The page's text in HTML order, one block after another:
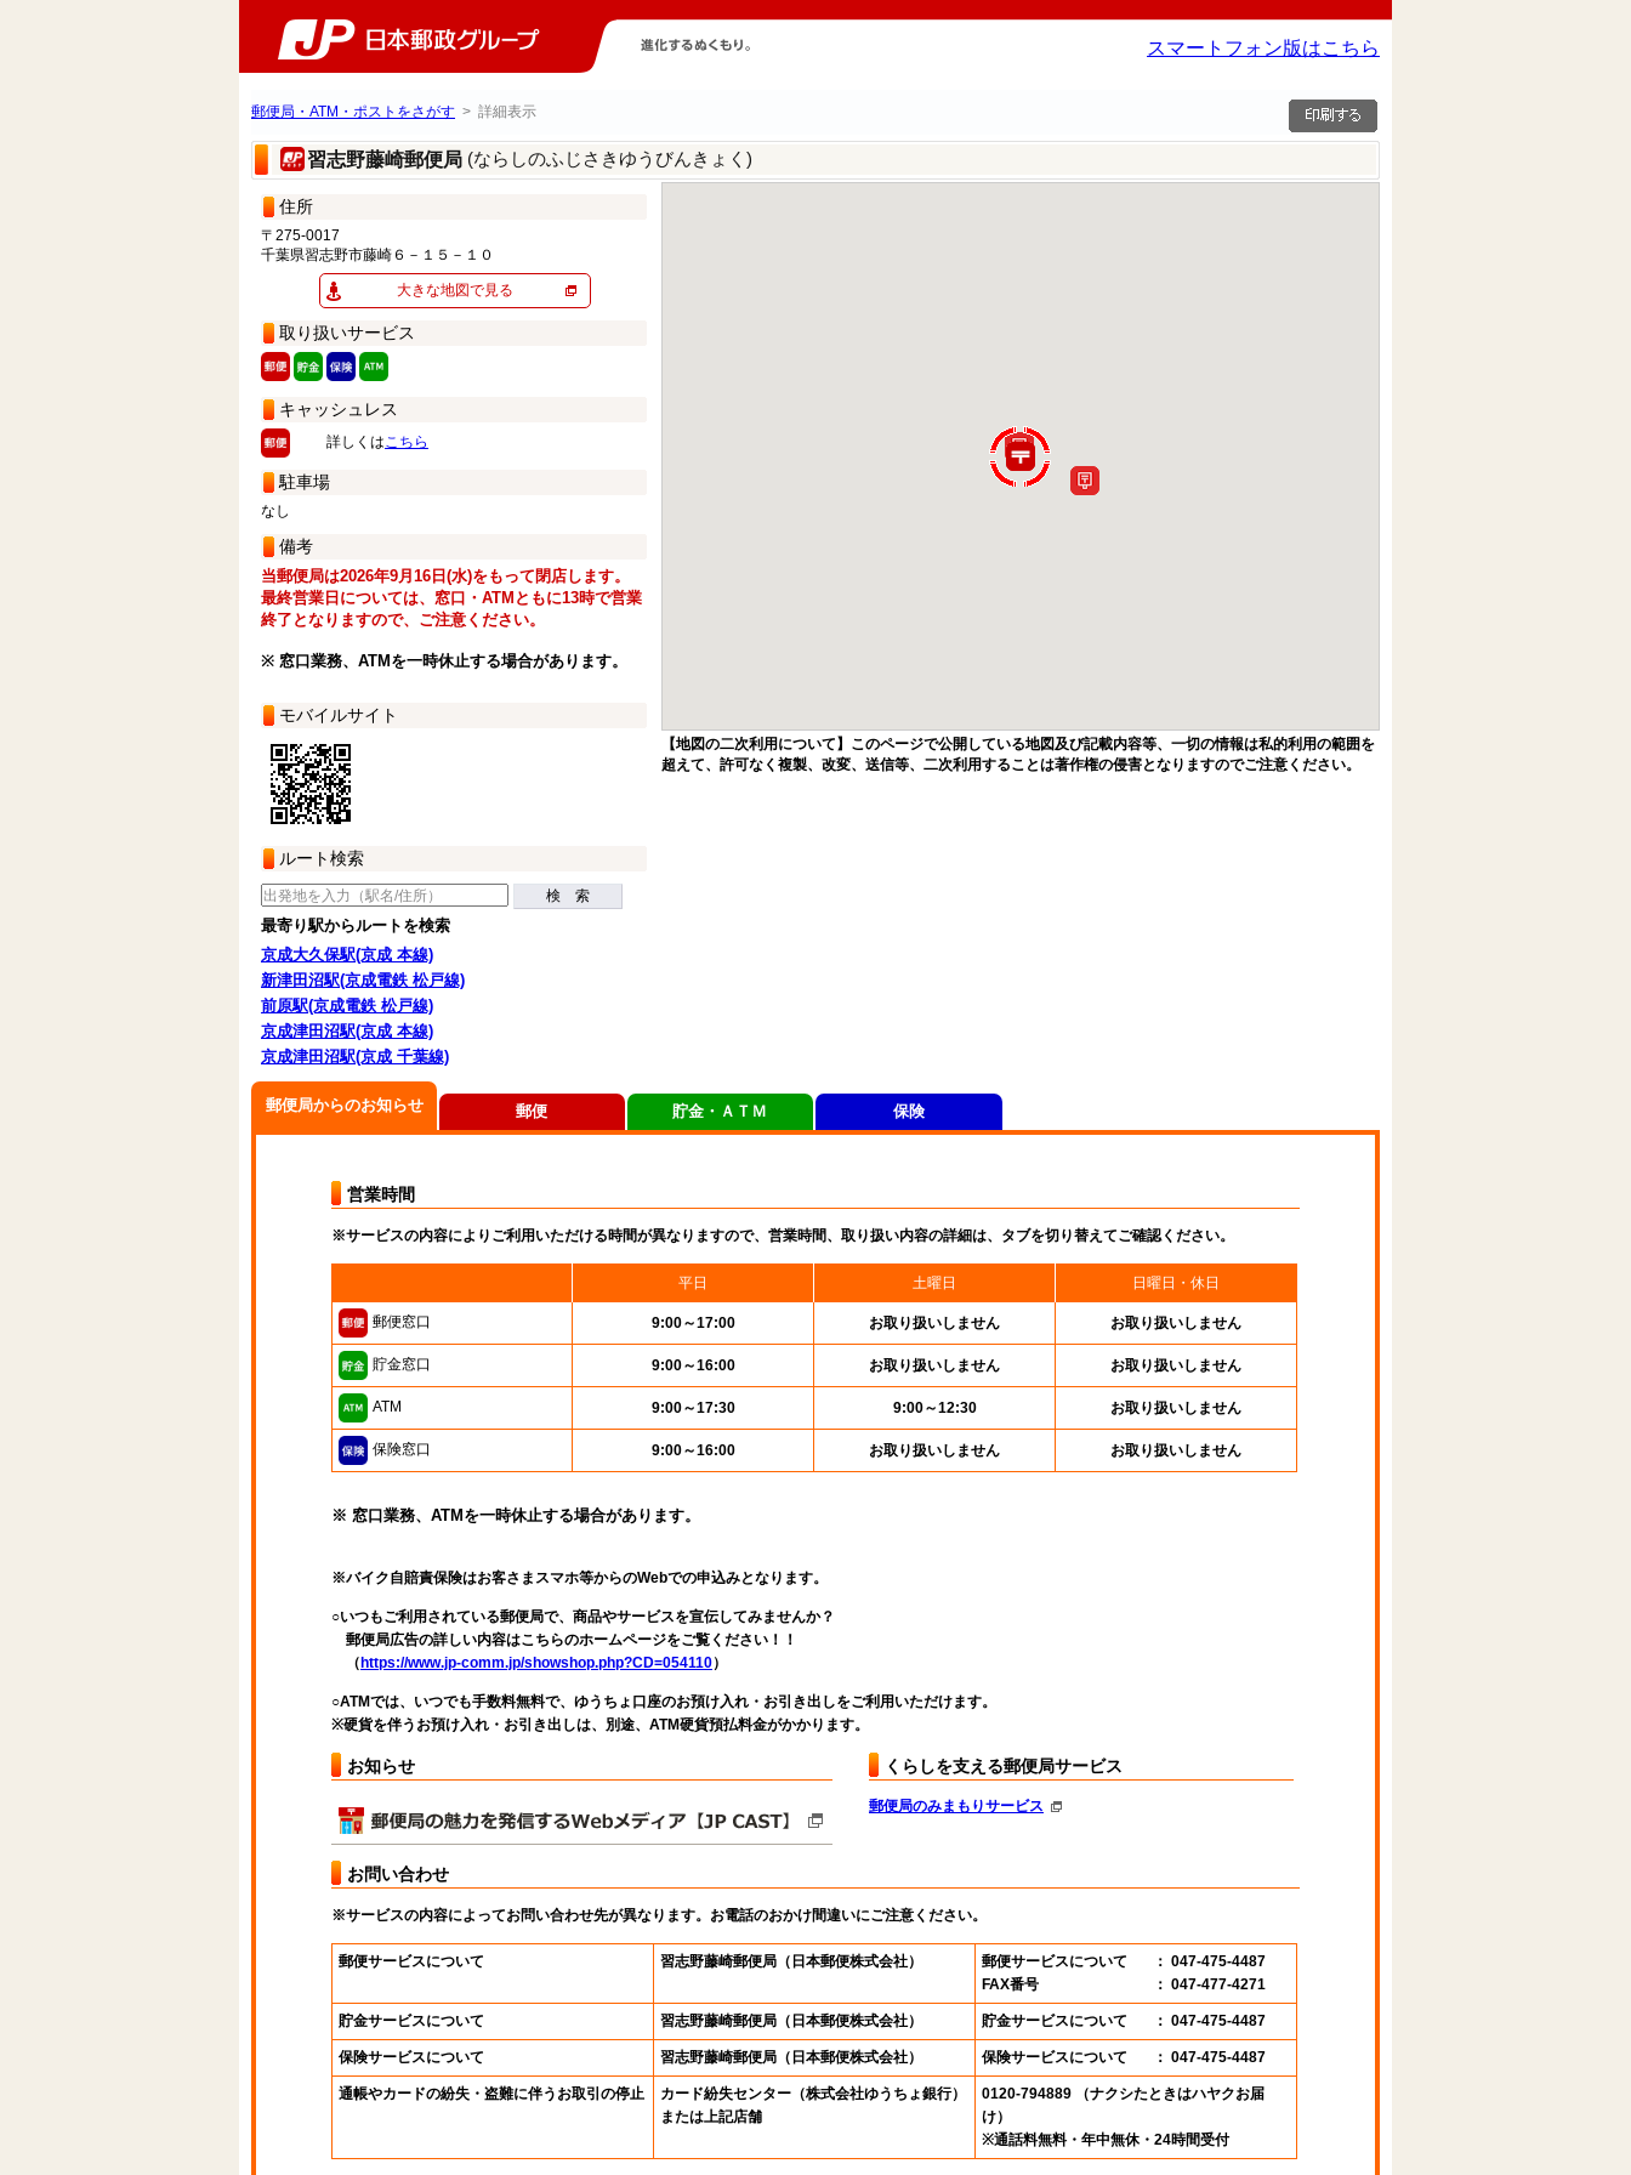
スマートフォン版はこちら
郵便局・ATM・ポストをさがす > 詳細表示
習志野藤崎郵便局 (ならしのふじさきゆうびんきょく)
住所
〒275-0017
千葉県習志野市藤崎６－１５－１０
大きな地図で見る
取り扱いサービス
キャッシュレス
詳しくはこちら
駐車場
なし
備考
当郵便局は2026年9月16日(水)をもって閉店します。
最終営業日については、窓口・ATMともに13時で営業
終了となりますので、ご注意ください。
※ 窓口業務、ATMを一時休止する場合があります。
モバイルサイト
ルート検索
検 索
最寄り駅からルートを検索
京成大久保駅(京成 本線)
新津田沼駅(京成電鉄 松戸線)
前原駅(京成電鉄 松戸線)
京成津田沼駅(京成 本線)
京成津田沼駅(京成 千葉線)
【地図の二次利用について】このページで公開している地図及び記載内容等、一切の情報は私的利用の範囲を
超えて、許可なく複製、改変、送信等、二次利用することは著作権の侵害となりますのでご注意ください。
郵便局からのお知らせ
営業時間
※サービスの内容によりご利用いただける時間が異なりますので、営業時間、取り扱い内容の詳細は、タブを切り替えてご確認ください。
平日 土曜日 日曜日・休日
郵便窓口 9:00～17:00 お取り扱いしません お取り扱いしません
貯金窓口 9:00～16:00 お取り扱いしません お取り扱いしません
ATM 9:00～17:30 9:00～12:30 お取り扱いしません
保険窓口 9:00～16:00 お取り扱いしません お取り扱いしません
※ 窓口業務、ATMを一時休止する場合があります。
※バイク自賠責保険はお客さまスマホ等からのWebでの申込みとなります。
○いつもご利用されている郵便局で、商品やサービスを宣伝してみませんか？
郵便局広告の詳しい内容はこちらのホームページをご覧ください！！
（ https://www.jp-comm.jp/showshop.php?CD=054110）
○ATMでは、いつでも手数料無料で、ゆうちょ口座のお預け入れ・お引き出しをご利用いただけます。
※硬貨を伴うお預け入れ・お引き出しは、別途、ATM硬貨預払料金がかかります。
お知らせ くらしを支える郵便局サービス
郵便局のみまもりサービス
お問い合わせ
※サービスの内容によってお問い合わせ先が異なります。お電話のおかけ間違いにご注意ください。
郵便サービスについて 習志野藤崎郵便局 （日本郵便株式会社） 郵便サービスについて
： 047-475-4487
FAX番号
： 047-477-4271
貯金サービスについて 習志野藤崎郵便局 （日本郵便株式会社） 貯金サービスについて ： 047-475-4487
保険サービスについて 習志野藤崎郵便局 （日本郵便株式会社） 保険サービスについて ： 047-475-4487
通帳やカードの紛失・盗難に伴うお取引の停止 カード紛失センター （株式会社ゆうちょ銀行）
または上記店舗
0120-794889 （ナクシたときはハヤクお届
け）
※通話料無料・年中無休・24時間受付
郵便 貯金・ＡＴＭ 保険